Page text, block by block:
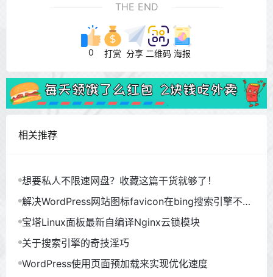
THE END
0 打赏 分享 二维码 海报
相关推荐
想要私人不限速网盘？收藏这篇干货就够了！
解决WordPress网站图标favicon在bing搜索引擎不显
示问题！
宝塔Linux面板最新自编译Nginx云锁模块
关于搜索引擎的奇技淫巧
WordPress使用页面预加载来实现优化速度